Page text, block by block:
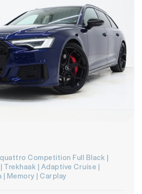
Competition Full Black |
Trekhaak | Adaptive Cruise |
| Memory | Carplay